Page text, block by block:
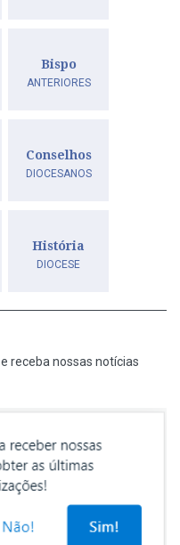
Bispo
ANTERIORES
Conselhos
DIOCESANOS
História
DIOCESE
e receba nossas notícias